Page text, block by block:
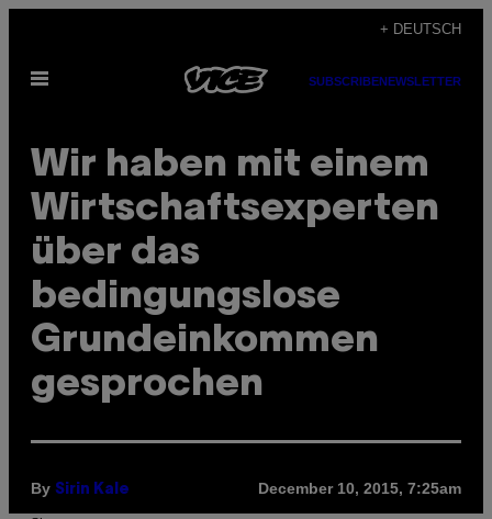
content
+ DEUTSCH
Open
SUBSCRIBENEWSLETTER
Wir haben mit einem
Wirtschaftsexperten
über das
bedingungslose
Grundeinkommen
gesprochen
By Sirin Kale December 10, 2015, 7:25am